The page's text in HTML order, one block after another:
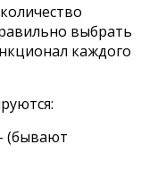
выбрать
каждого
(бывают